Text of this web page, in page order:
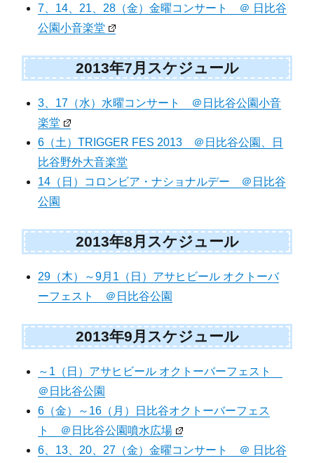
7、14、21、28（金）金曜コンサート ＠ 日比谷
公園小音楽堂
2013年7月スケジュール
3、17（水）水曜コンサート ＠日比谷公園小音
楽堂
6（土）TRIGGER FES 2013 ＠日比谷公園、日
比谷野外大音楽堂
14（日）コロンビア・ナショナルデー ＠日比谷
公園
2013年8月スケジュール
29（木）～9月1（日）アサヒビール オクトーバ
ーフェスト ＠日比谷公園
2013年9月スケジュール
～1（日）アサヒビール オクトーバーフェスト
＠日比谷公園
6（金）～16（月）日比谷オクトーバーフェス
ト ＠日比谷公園噴水広場
6、13、20、27（金）金曜コンサート ＠ 日比谷